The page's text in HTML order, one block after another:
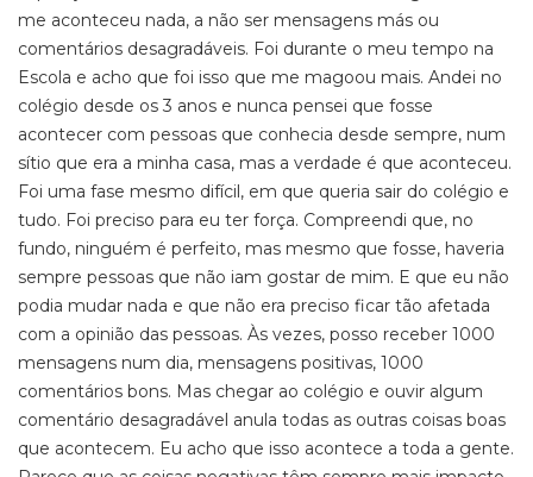
me aconteceu nada, a não ser mensagens más ou
comentários desagradáveis. Foi durante o meu tempo na
Escola e acho que foi isso que me magoou mais. Andei no
colégio desde os 3 anos e nunca pensei que fosse
acontecer com pessoas que conhecia desde sempre, num
sítio que era a minha casa, mas a verdade é que aconteceu.
Foi uma fase mesmo difícil, em que queria sair do colégio e
tudo. Foi preciso para eu ter força. Compreendi que, no
fundo, ninguém é perfeito, mas mesmo que fosse, haveria
sempre pessoas que não iam gostar de mim. E que eu não
podia mudar nada e que não era preciso ficar tão afetada
com a opinião das pessoas. Às vezes, posso receber 1000
mensagens num dia, mensagens positivas, 1000
comentários bons. Mas chegar ao colégio e ouvir algum
comentário desagradável anula todas as outras coisas boas
que acontecem. Eu acho que isso acontece a toda a gente.